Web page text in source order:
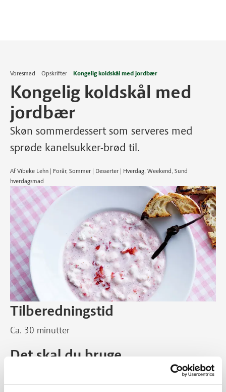
Voresmad Opskrifter Kongelig koldskål med jordbær
Kongelig koldskål med
jordbær
Skøn sommerdessert som serveres med
sprøde kanelsukker-brød til.
Af Vibeke Lehn | Forår, Sommer | Desserter | Hverdag, Weekend, Sund
hverdagsmad
Tilberedningstid
Ca. 30 minutter
Det skal du bruge